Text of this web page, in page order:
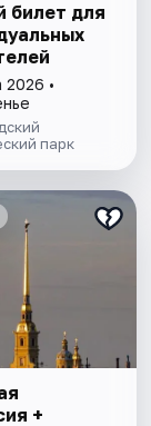
билет для
2026 •
парк
+